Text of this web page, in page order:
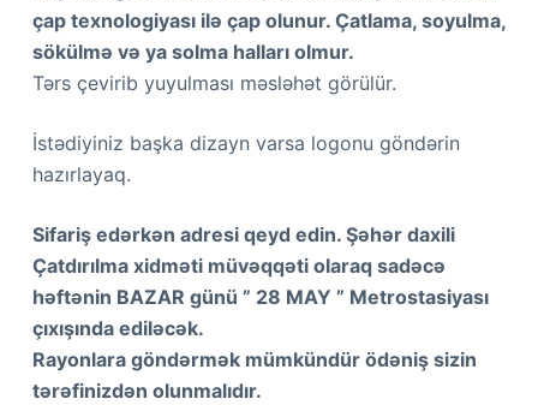
çap texnologiyası ilə çap olunur. Çatlama, soyulma,
sökülmə və ya solma halları olmur.
Tərs çevirib yuyulması məsləhət görülür.
İstədiyiniz başka dizayn varsa logonu göndərin
hazırlayaq.
Sifariş edərkən adresi qeyd edin. Şəhər daxili
Çatdırılma xidməti müvəqqəti olaraq sadəcə
həftənin BAZAR günü ” 28 MAY ” Metrostasiyası
çıxışında ediləcək.
Rayonlara göndərmək mümkündür ödəniş sizin
tərəfinizdən olunmalıdır.